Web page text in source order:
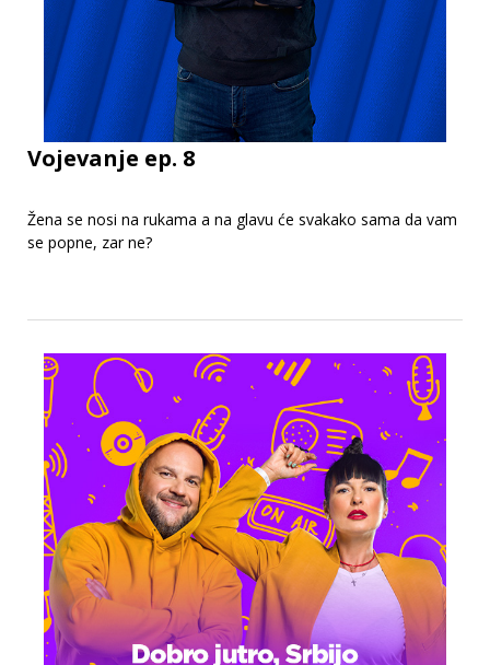
Vojevanje ep. 8
Žena se nosi na rukama a na glavu će svakako sama da vam
se popne, zar ne?